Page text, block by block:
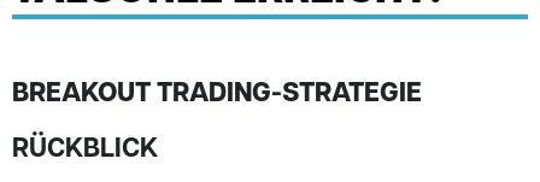
BREAKOUT TRADING-STRATEGIE
RÜCKBLICK